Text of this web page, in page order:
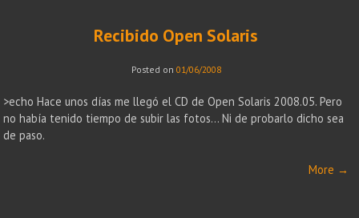
Recibido Open Solaris
Posted on 01/06/2008
>echo Hace unos días me llegó el CD de Open Solaris 2008.05. Pero
no había tenido tiempo de subir las fotos… Ni de probarlo dicho sea
de paso.
More →